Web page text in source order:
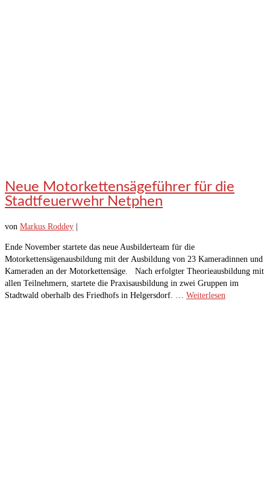
Neue Motorkettensägeführer für die
Stadtfeuerwehr Netphen
von Markus Roddey
Ende November startete das neue Ausbilderteam für die
Motorkettensägenausbildung mit der Ausbildung von 23 Kameradinnen und
Kameraden an der Motorkettensäge. Nach erfolgter Theorieausbildung mit
allen Teilnehmern, startete die Praxisausbildung in zwei Gruppen im
Stadtwald oberhalb des Friedhofs in Helgersdorf. … Weiterlesen